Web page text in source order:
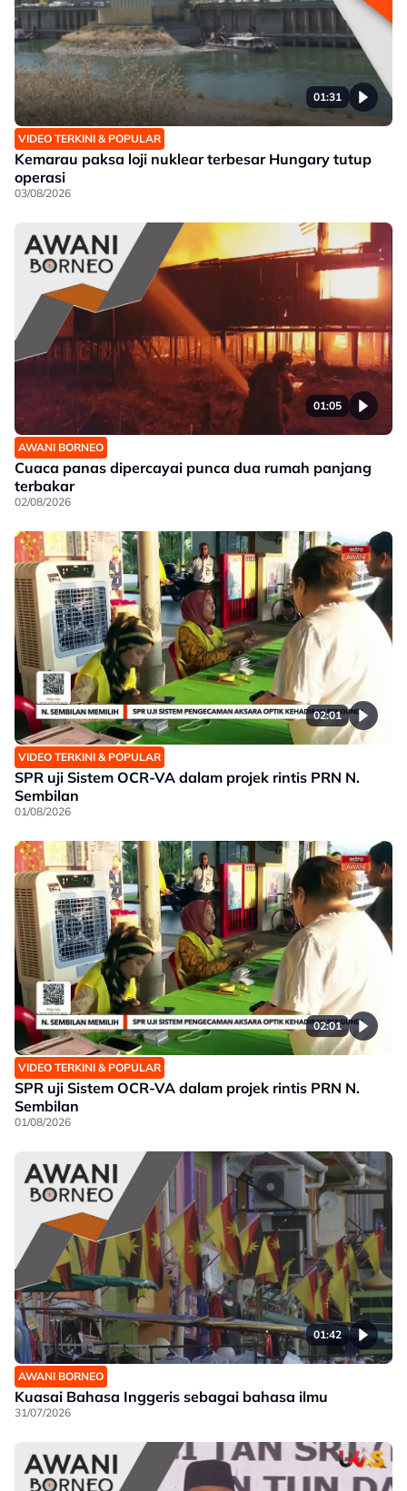
01:31
VIDEO TERKINI & POPULAR
Kemarau paksa loji nuklear terbesar Hungary tutup
operasi
03/08/2026
01:05
AWANI BORNEO
Cuaca panas dipercayai punca dua rumah panjang
terbakar
02/08/2026
02:01
VIDEO TERKINI & POPULAR
SPR uji Sistem OCR-VA dalam projek rintis PRN N.
Sembilan
01/08/2026
02:01
VIDEO TERKINI & POPULAR
SPR uji Sistem OCR-VA dalam projek rintis PRN N.
Sembilan
01/08/2026
01:42
AWANI BORNEO
Kuasai Bahasa Inggeris sebagai bahasa ilmu
31/07/2026